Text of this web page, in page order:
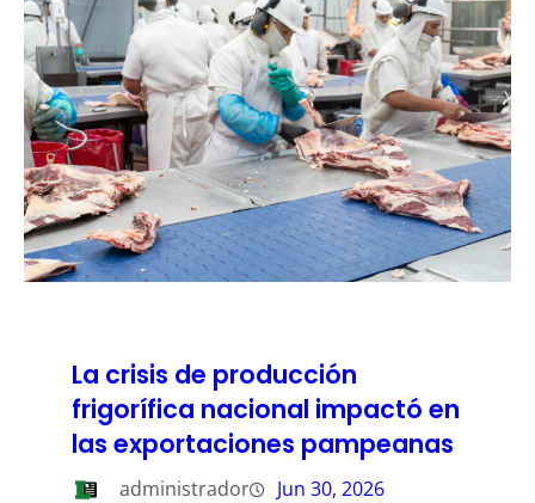
La crisis de producción
frigorífica nacional impactó en
las exportaciones pampeanas
administrador Jun 30, 2026